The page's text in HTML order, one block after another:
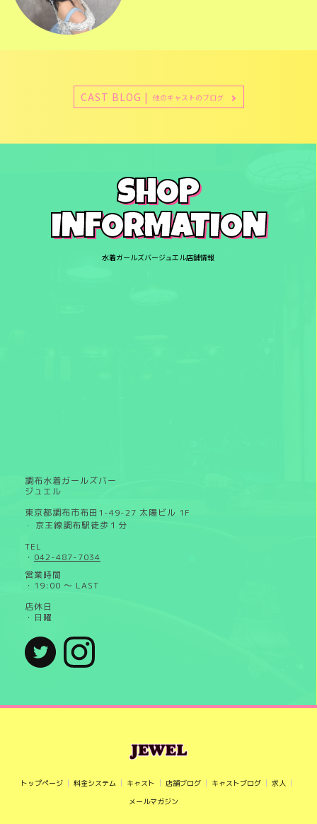
CAST BLOG | 他のキャストのブログ
SHOP
INFORMATION
水着ガールズバージュエル店舗情報
調布水着ガールズバー
ジュエル
東京都調布市布田1-49-27 太陽ビル 1F
・
京王線調布駅徒歩１分
TEL
・ 042-487-7034
営業時間
・19:00 ～ LAST
店休日
・日曜
トップページ 料金システム キャスト 店舗ブログ キャストブログ
求人
メールマガジン